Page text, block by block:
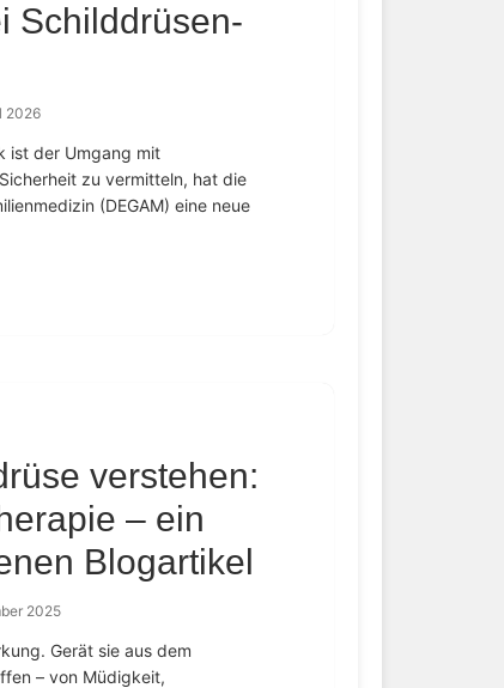
Schilddrüsen-
2026
ist der Umgang mit
zu vermitteln, hat die
(DEGAM) eine neue
verstehen:
– ein
Blogartikel
2025
Gerät sie aus dem
– von Müdigkeit,